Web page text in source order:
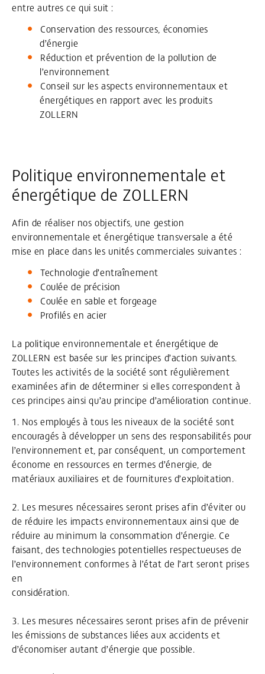
entre autres ce qui suit :
Conservation des ressources, économies
d’énergie
Réduction et prévention de la pollution de
l’environnement
Conseil sur les aspects environnementaux et
énergétiques en rapport avec les produits
ZOLLERN
Politique environnementale et
énergétique de ZOLLERN
Afin de réaliser nos objectifs, une gestion
environnementale et énergétique transversale a été
mise en place dans les unités commerciales suivantes :
Technologie d’entraînement
Coulée de précision
Coulée en sable et forgeage
Profilés en acier
La politique environnementale et énergétique de
ZOLLERN est basée sur les principes d’action suivants.
Toutes les activités de la société sont régulièrement
examinées afin de déterminer si elles correspondent à
ces principes ainsi qu’au principe d’amélioration continue.
1. Nos employés à tous les niveaux de la société sont
encouragés à développer un sens des responsabilités pour
l’environnement et, par conséquent, un comportement
économe en ressources en termes d’énergie, de
matériaux auxiliaires et de fournitures d’exploitation.
2. Les mesures nécessaires seront prises afin d’éviter ou
de réduire les impacts environnementaux ainsi que de
réduire au minimum la consommation d’énergie. Ce
faisant, des technologies potentielles respectueuses de
l’environnement conformes à l’état de l’art seront prises
en
considération.
3. Les mesures nécessaires seront prises afin de prévenir
les émissions de substances liées aux accidents et
d’économiser autant d’énergie que possible.